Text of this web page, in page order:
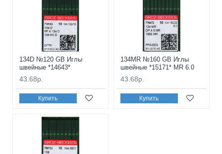
134D №120 GB Иглы
швейные *14643*
43.68р.
Купить
134MR №160 GB Иглы
швейные *15171* MR 6.0
43.68р.
Купить